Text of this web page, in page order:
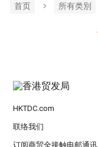
首页 所有类別
HKTDC.com
联络我们
订阅商贸全接触电邮通讯